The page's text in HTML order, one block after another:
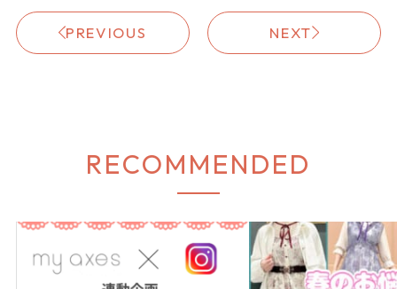
PREVIOUS NEXT
RECOMMENDED